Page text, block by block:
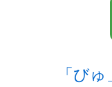
「び